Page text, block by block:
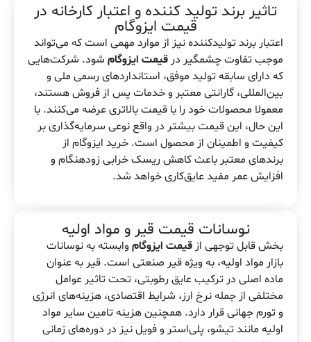
تاثیر برند تولید کننده و اعتبار کارخانه در
قیمت ایزوگام
اعتبار برند تولیدکننده نیز از موارد مهمی است که می‌تواند
موجب تفاوت چشمگیر در قیمت ایزوگام شود. شرکت‌هایی
که دارای سابقه تولید موفق، استانداردهای رسمی ملی و
بین‌المللی، گارانتی معتبر و خدمات پس از فروش هستند،
معمولا محصولات خود را با قیمت بالاتری عرضه می‌کنند. با
این حال، این قیمت بیشتر در واقع نوعی سرمایه‌گذاری بر
کیفیت و اطمینان از محصول است. خرید ایزوگام از
برندهای معتبر باعث کاهش ریسک خرابی زودهنگام و
افزایش عمر مفید عایق‌کاری خواهد شد.
نوسانات قیمت قیر و مواد اولیه
بخش قابل توجهی از قیمت ایزوگام وابسته به نوسانات
بازار مواد اولیه، به ویژه قیر صنعتی است. قیر به عنوان
ماده اصلی در ترکیب عایق رطوبتی، تحت تاثیر عوامل
مختلفی از جمله نرخ ارز، شرایط اقتصادی، هزینه‌های انرژی
و تورم جهانی قرار دارد. همچنین هزینه تامین سایر مواد
اولیه مانند تیشو، پلی‌استر و فویل نیز در دوره‌های زمانی